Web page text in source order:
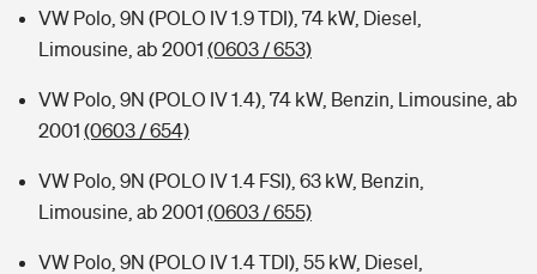
VW Polo, 9N (POLO IV 1.9 TDI), 74 kW, Diesel,
Limousine, ab 2001 (0603 / 653)
VW Polo, 9N (POLO IV 1.4), 74 kW, Benzin, Limousine, ab
2001 (0603 / 654)
VW Polo, 9N (POLO IV 1.4 FSI), 63 kW, Benzin,
Limousine, ab 2001 (0603 / 655)
VW Polo, 9N (POLO IV 1.4 TDI), 55 kW, Diesel,